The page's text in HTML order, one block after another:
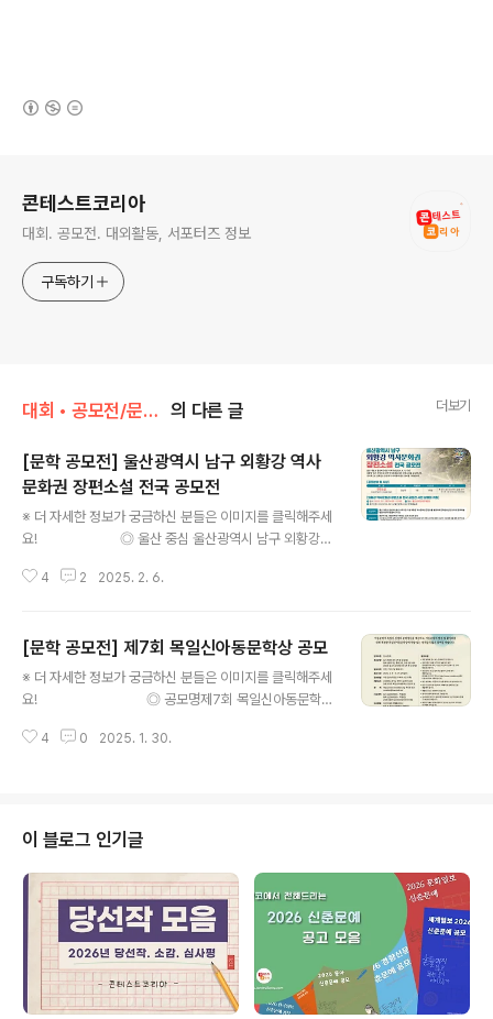
콘테스트코리아
대회. 공모전. 대외활동, 서포터즈 정보
구독하기
대회 • 공모전/문학 • 문예 • 네이밍 • 슬로건 의 다른 글 더보기
[문학 공모전] 울산광역시 남구 외황강 역사
문화권 장편소설 전국 공모전
※ 더 자세한 정보가 궁금하신 분들은 이미지를 클릭해주세
요! ◎ 울산 중심 울산광역시 남구 외황강
성 사적지정(2024. 8. 7.) 기념외황강 인근 지역의 유구한
분야장편소설(200자 원고지 1,000매 이상) ◎ 공모자격
등단작가로, 대한민국에 거주하는 20세 이상의 남녀※본
공모는 창작의 심화도와 문학적 완성도가 높은 장편소설을
공식적으로 등단한 작가를 대상으로 합니다. ◎ 공모소재
4 2 2025. 2. 6.
[문학 공모전] 제7회 목일신아동문학상 공모
※ 더 자세한 정보가 궁금하신 분들은 이미지를 클릭해주세
요! ◎ 공모명제7회 목일신아동문학상
(책 한 권 분량)동화 (장편 1편, 중편 2편, 단편 5편 내외. 2
유효) ◎ 작품 접수처(14555) 경기도 부천시 길주로 428
2층 203호 목일신아동문학상 담당자 ◎ 시상 내역동시
(2,000만원+ 책 출간),동화 (2,000만원 + 책 출간)(세부
사항은 당선자와 협의하여 진행) ◎ 심사 발표당선자에..
4 0 2025. 1. 30.
이 블로그 인기글